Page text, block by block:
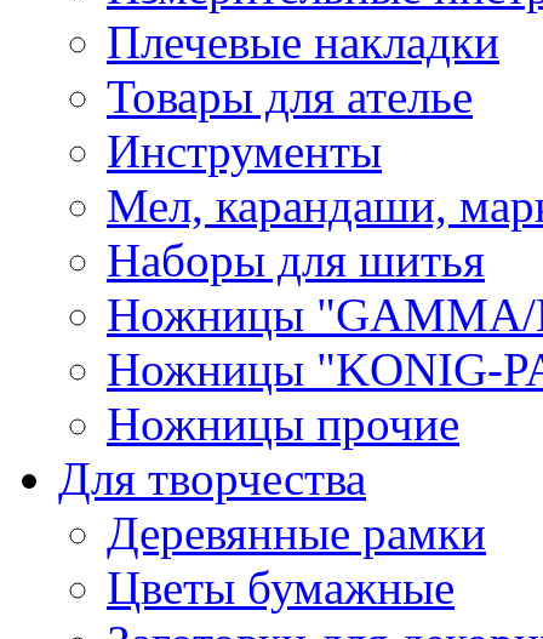
Плечевые накладки
Товары для ателье
Инструменты
Мел, карандаши,
Наборы для шитья
Ножницы "GAMMA/
Ножницы "KONIG-
Ножницы прочие
Для творчества
Деревянные рамки
Цветы бумажные